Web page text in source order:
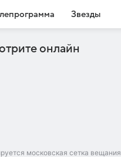
Звезды
онлайн
московская сетка вещания